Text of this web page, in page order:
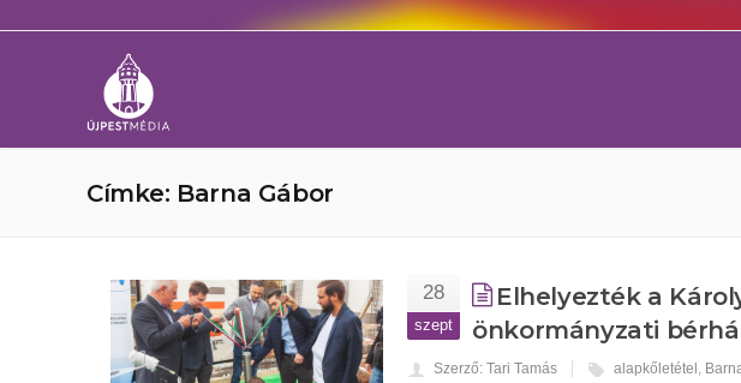
Címke: Barna Gábor
28
szept
Elhelyezték a
önkormányzati
Szerző: Tari Tamás alapkőletétel ,